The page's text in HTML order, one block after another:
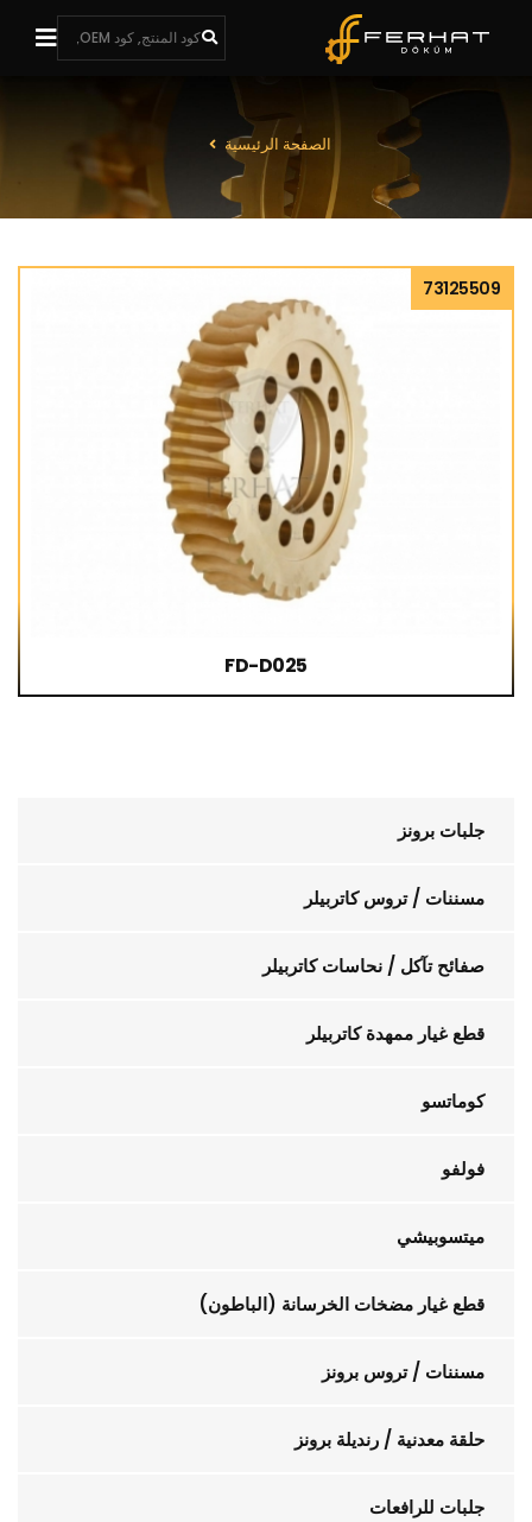
الصفحة الرئيسية
جلبات برونز
مسننات / تروس كاتربيلر
صفائح تآكل / نحاسات كاتربيلر
قطع غيار ممهدة كاتربيلر
كوماتسو
فولفو
ميتسوبيشي
قطع غيار مضخات الخرسانة (الباطون)
مسننات / تروس برونز
حلقة معدنية / رنديلة برونز
جلبات للرافعات
FD-D025
73125509